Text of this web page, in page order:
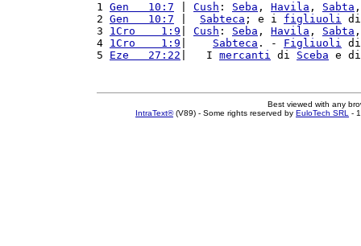
1 Gen   10:7 Cush : Seba , Havila , Sabta
2 Gen   10:7 Sabteca ; e i figliuoli
3 1Cro    1:9 Cush : Seba , Havila , Sabta
4 1Cro    1:9 Sabteca . - Figliuoli
5 Eze   27:22 |   I mercanti di Sceba e
Best viewed with any
IntraText®(V89) - Some rights reserved by EuloTech SRL -